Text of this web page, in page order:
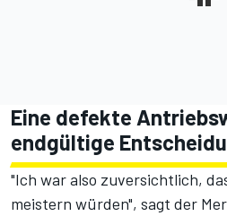
Eine defekte
endgültige
"Ich war also zuversichtlich,
meistern würden", sagt der